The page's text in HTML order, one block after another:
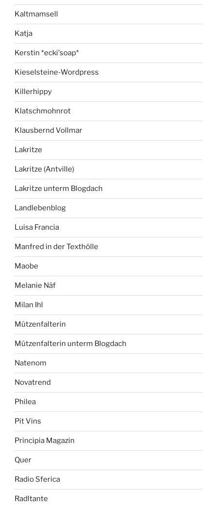
Kaltmamsell
Katja
Kerstin *ecki'soap*
Kieselsteine-Wordpress
Killerhippy
Klatschmohnrot
Klausbernd Vollmar
Lakritze
Lakritze (Antville)
Lakritze unterm Blogdach
Landlebenblog
Luisa Francia
Manfred in der Texthölle
Maobe
Melanie Näf
Milan Ihl
Mützenfalterin
Mützenfalterin unterm Blogdach
Natenom
Novatrend
Philea
Pit Vins
Principia Magazin
Quer
Radio Sferica
Radltante